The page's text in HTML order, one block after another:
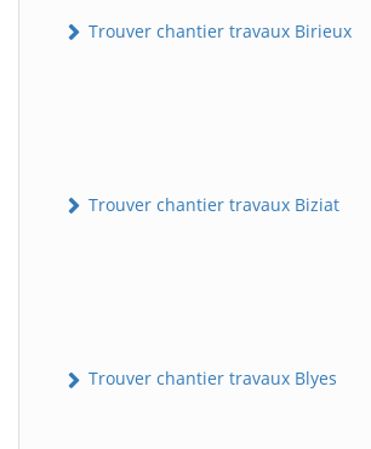
Trouver chantier travaux Birieux
Trouver chantier travaux Biziat
Trouver chantier travaux Blyes